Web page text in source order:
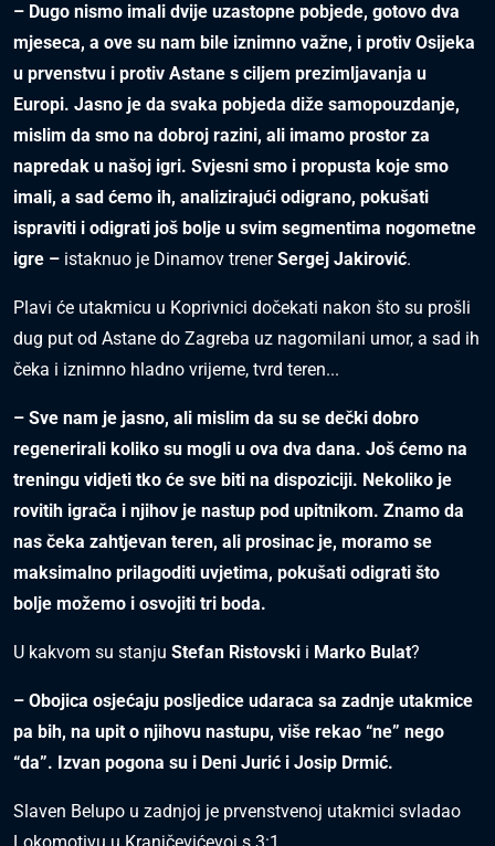
– Dugo nismo imali dvije uzastopne pobjede, gotovo dva
mjeseca, a ove su nam bile iznimno važne, i protiv Osijeka
u prvenstvu i protiv Astane s ciljem prezimljavanja u
Europi. Jasno je da svaka pobjeda diže samopouzdanje,
mislim da smo na dobroj razini, ali imamo prostor za
napredak u našoj igri. Svjesni smo i propusta koje smo
imali, a sad ćemo ih, analizirajući odigrano, pokušati
ispraviti i odigrati još bolje u svim segmentima nogometne
igre – istaknuo je Dinamov trenerSergej Jakirović.
Plavi će utakmicu u Koprivnici dočekati nakon što su prošli
dug put od Astane do Zagreba uz nagomilani umor, a sad ih
čeka i iznimno hladno vrijeme, tvrd teren...
– Sve nam je jasno, ali mislim da su se dečki dobro
regenerirali koliko su mogli u ova dva dana. Još ćemo na
treningu vidjeti tko će sve biti na dispoziciji. Nekoliko je
rovitih igrača i njihov je nastup pod upitnikom. Znamo da
nas čeka zahtjevan teren, ali prosinac je, moramo se
maksimalno prilagoditi uvjetima, pokušati odigrati što
bolje možemo i osvojiti tri boda.
U kakvom su stanju Stefan Ristovski i Marko Bulat?
– Obojica osjećaju posljedice udaraca sa zadnje utakmice
pa bih, na upit o njihovu nastupu, više rekao “ne” nego
“da”. Izvan pogona su i Deni Jurić i Josip Drmić.
Slaven Belupo u zadnjoj je prvenstvenoj utakmici svladao